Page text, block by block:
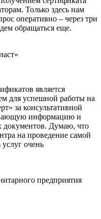
Только здесь нам
оперативно – через три
обращаться еще.
является
для успешной работы на
за консультативной
информацию и
документов. Думаю, что
на проведение самой
очень
предприятия